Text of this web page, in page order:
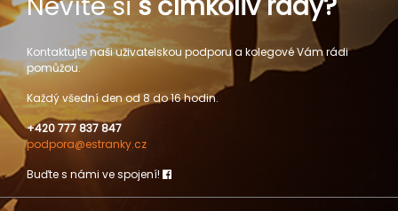
Kontaktujte naši uživatelskou podporu a kolegové Vám rádi
pomůžou.
Každý všední den od 8 do 16 hodin.
+420 777 837 847
podpora@estranky.cz
Buďte s námi ve spojení!